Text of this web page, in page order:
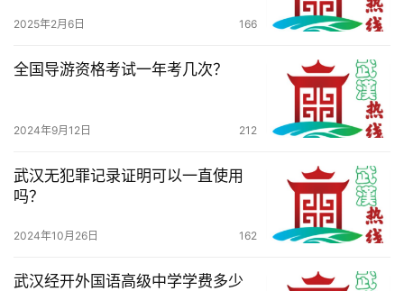
们
服
航
2025年2月6日 166
全国导游资格考试一年考几次？
2024年9月12日 212
武汉无犯罪记录证明可以一直使用
吗？
2024年10月26日 162
武汉经开外国语高级中学学费多少